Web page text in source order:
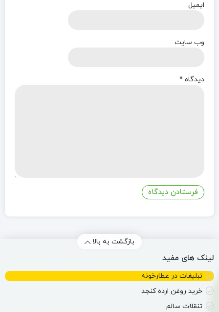
ایمیل
وب‌ سایت
دیدگاه *
بازگشت به بالا
لینک های مفید
تبلیغات در عطارخونه
خرید روغن ارده کنجد
تنقلات سالم